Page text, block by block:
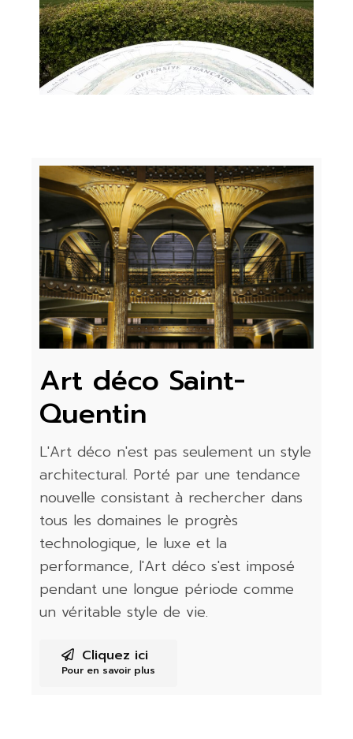
Art déco Saint-
Quentin
L'Art déco n'est pas seulement un style
architectural. Porté par une tendance
nouvelle consistant à rechercher dans
tous les domaines le progrès
technologique, le luxe et la
performance, l'Art déco s'est imposé
pendant une longue période comme
un véritable style de vie.
Cliquez ici
Pour en savoir plus